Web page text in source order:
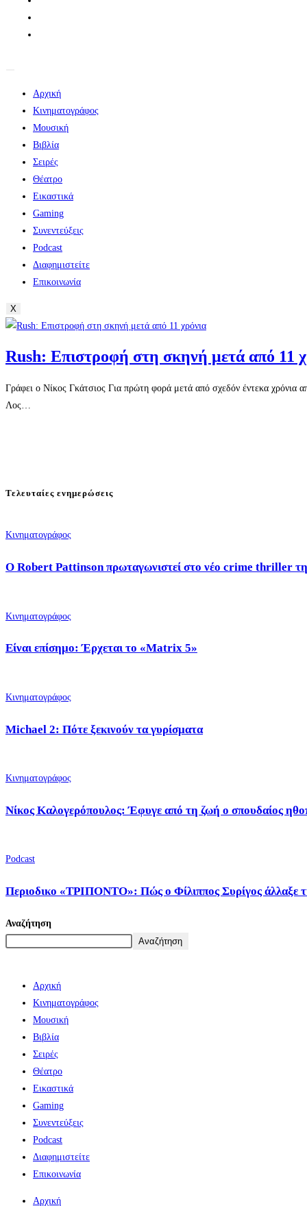
Αρχική
Κινηματογράφος
Μουσική
Βιβλία
Σειρές
Θέατρο
Εικαστικά
Gaming
Συνεντεύξεις
Podcast
Διαφημιστείτε
Επικοινωνία
X
Rush: Επιστροφή στη σκηνή μετά από 11
Γράφει ο Νίκος Γκάτσιος Για πρώτη φορά μετά από σχεδόν έντεκα χρόνια
Λος…
Τελευταίες ενημερώσεις
Κινηματογράφος
Ο Robert Pattinson πρωταγωνιστεί στο νέο crime thriller
Κινηματογράφος
Είναι επίσημο: Έρχεται το «Μatrix 5»
Κινηματογράφος
Michael 2: Πότε ξεκινούν τα γυρίσματα
Κινηματογράφος
Νίκος Καλογερόπουλος: Έφυγε από τη ζωή ο σπουδαίος
Podcast
Περιοδικο «ΤΡΙΠΟΝΤΟ»: Πώς ο Φίλιππος Συρίγος άλλαξε
Αναζήτηση
Αναζήτηση
Αρχική
Κινηματογράφος
Μουσική
Βιβλία
Σειρές
Θέατρο
Εικαστικά
Gaming
Συνεντεύξεις
Podcast
Διαφημιστείτε
Επικοινωνία
Αρχική